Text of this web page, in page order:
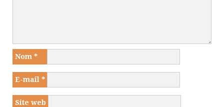
Nom *
E-mail *
Site web